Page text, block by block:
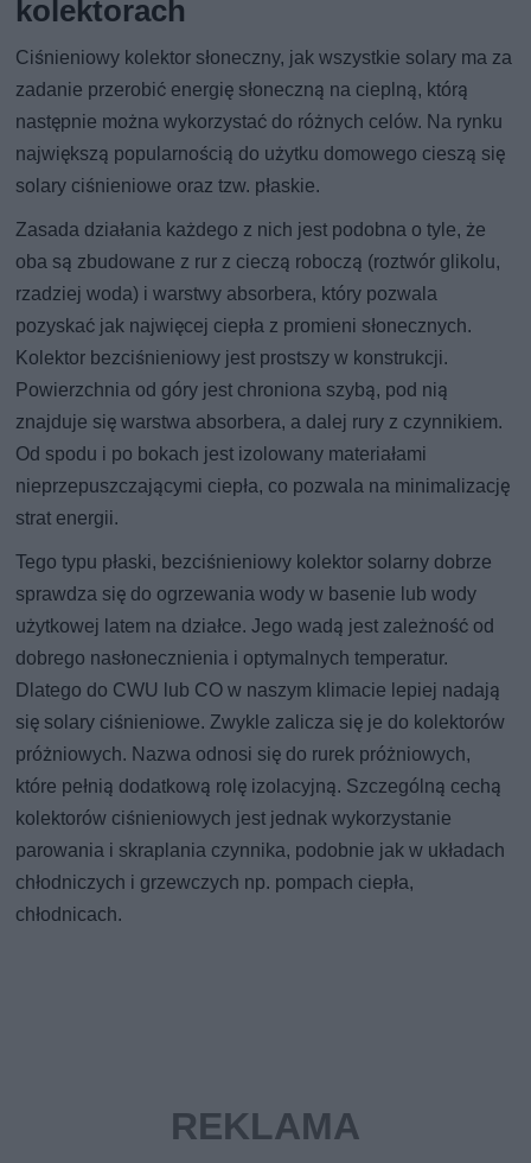
kolektorach
Ciśnieniowy kolektor słoneczny, jak wszystkie solary ma za
zadanie przerobić energię słoneczną na cieplną, którą
następnie można wykorzystać do różnych celów. Na rynku
największą popularnością do użytku domowego cieszą się
solary ciśnieniowe oraz tzw. płaskie.
Zasada działania każdego z nich jest podobna o tyle, że
oba są zbudowane z rur z cieczą roboczą (roztwór glikolu,
rzadziej woda) i warstwy absorbera, który pozwala
pozyskać jak najwięcej ciepła z promieni słonecznych.
Kolektor bezciśnieniowy jest prostszy w konstrukcji.
Powierzchnia od góry jest chroniona szybą, pod nią
znajduje się warstwa absorbera, a dalej rury z czynnikiem.
Od spodu i po bokach jest izolowany materiałami
nieprzepuszczającymi ciepła, co pozwala na minimalizację
strat energii.
Tego typu płaski, bezciśnieniowy kolektor solarny dobrze
sprawdza się do ogrzewania wody w basenie lub wody
użytkowej latem na działce. Jego wadą jest zależność od
dobrego nasłonecznienia i optymalnych temperatur.
Dlatego do CWU lub CO w naszym klimacie lepiej nadają
się solary ciśnieniowe. Zwykle zalicza się je do kolektorów
próżniowych. Nazwa odnosi się do rurek próżniowych,
które pełnią dodatkową rolę izolacyjną. Szczególną cechą
kolektorów ciśnieniowych jest jednak wykorzystanie
parowania i skraplania czynnika, podobnie jak w układach
chłodniczych i grzewczych np. pompach ciepła,
chłodnicach.